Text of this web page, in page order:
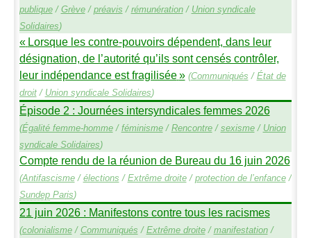
publique/ Grève/ préavis / rémunération/ Union syndicale
Solidaires)
« Lorsque les contre-pouvoirs dépendent, dans leur
désignation, de l’autorité qu’ils sont censés contrôler,
leur indépendance est fragilisée» (Communiqués / État de
droit/ Union syndicale Solidaires)
Épisode 2 : Journées intersyndicales femmes 2026
(Égalité femme-homme/ féminisme/ Rencontre/ sexisme/ Union
syndicale Solidaires)
Compte rendu de la réunion de Bureau du 16 juin 2026
(Antifascisme/ élections / Extrême droite/ protection de l’enfance/
SundepParis)
21 juin 2026 : Manifestons contre tous les racismes
(colonialisme/ Communiqués / Extrême droite/ manifestation/